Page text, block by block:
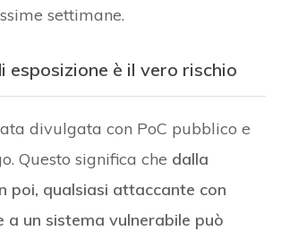
settimane.
esposizione è il vero rischio
divulgata con PoC pubblico e
Questo significa che dalla
poi, qualsiasi attaccante con
a un sistema vulnerabile può